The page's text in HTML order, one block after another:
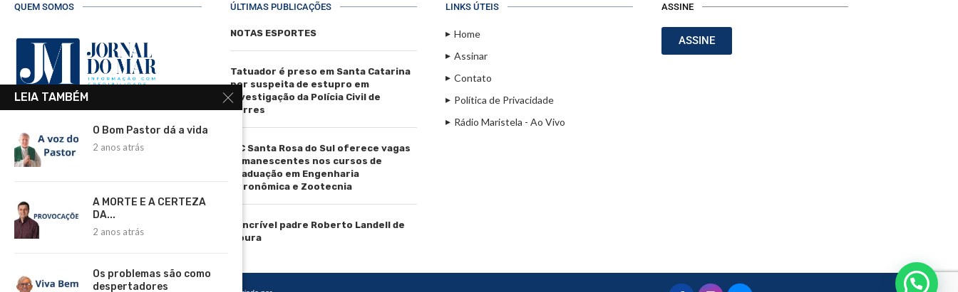
QUEM SOMOS
Centro, Torres - RS, 95560-000
Telefone: (51) 3664-4188
Email:
imprensa@jornaldomar.combr
ÚLTIMAS PUBLICAÇÕES
NOTAS ESPORTES
Tatuador é preso em Santa Catarina
por suspeita de estupro em
investigação da Polícia Civil de
Torres
IFC Santa Rosa do Sul oferece vagas
remanescentes nos cursos de
graduação em Engenharia
Agronômica e Zootecnia
O incrível padre Roberto Landell de
Moura
LINKS ÚTEIS
Home
Assinar
Contato
Política de Privacidade
Rádio Maristela - Ao Vivo
ASSINE
ASSINE
LEIA TAMBÉM
O Bom Pastor dá a vida
2 anos atrás
A MORTE E A CERTEZA
DA...
2 anos atrás
Os problemas são como
despertadores